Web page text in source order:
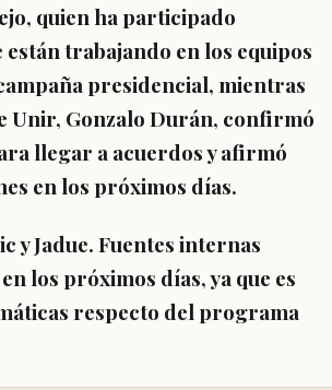
quien ha participado
están trabajando en los equipos
presidencial, mientras
Unir, Gonzalo Durán, confirmó
llegar a acuerdos y afirmó
en los próximos días.
y Jadue. Fuentes internas
los próximos días, ya que es
respecto del programa